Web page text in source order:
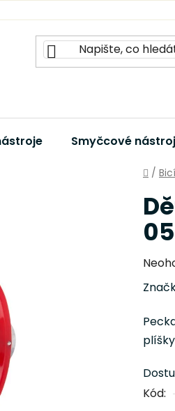
Smyčcové
Domů
/
je
0,0
z
5
Kód: